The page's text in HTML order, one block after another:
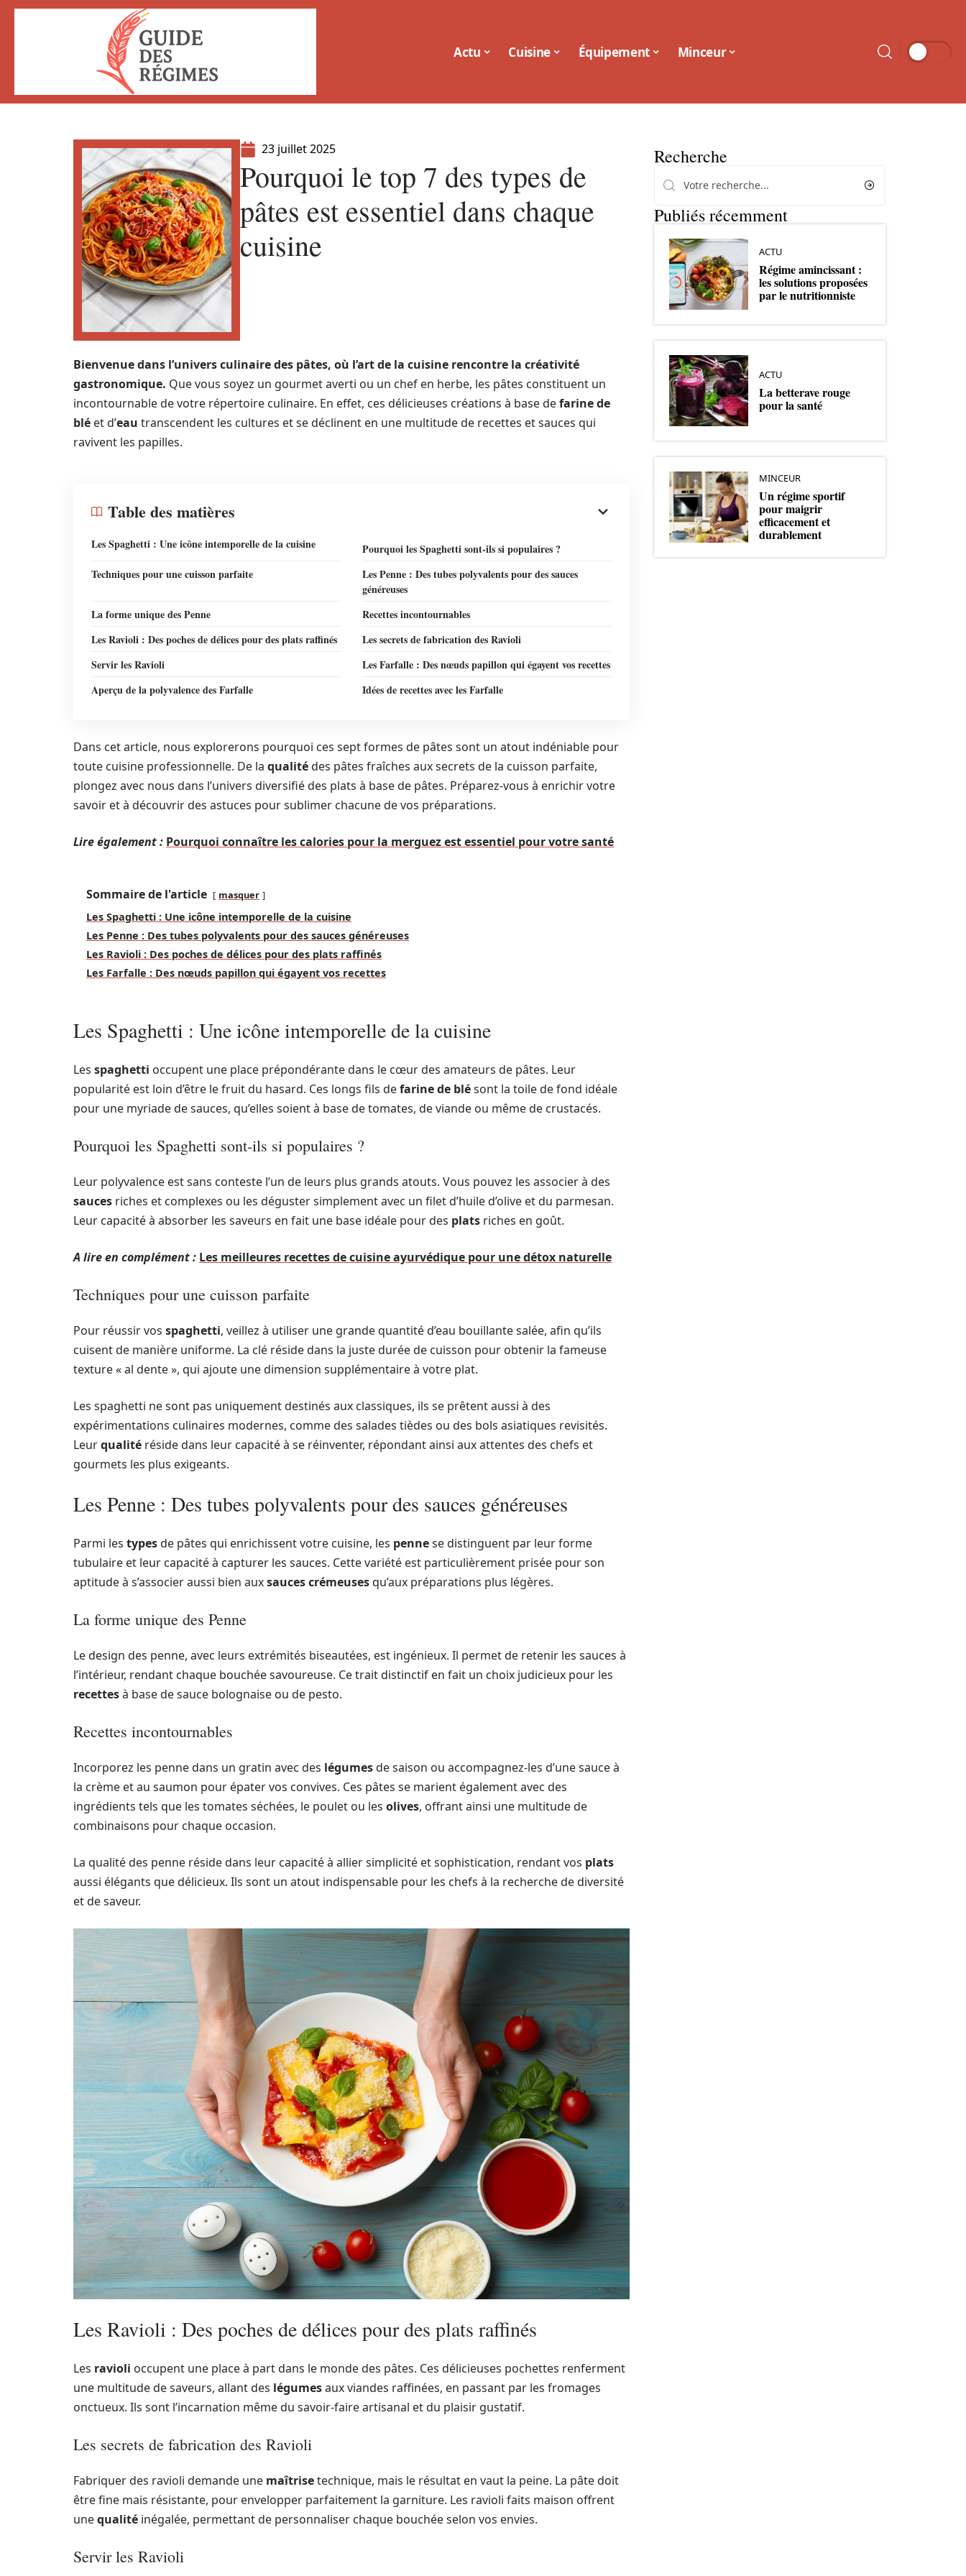
Actu Cuisine Équipement Minceur
23 juillet 2025
Pourquoi le top 7 des types de
pâtes est essentiel dans chaque
cuisine
Bienvenue dans l’univers culinaire des pâtes, où l’art de la cuisine rencontre la créativité
gastronomique. Que vous soyez un gourmet averti ou un chef en herbe, les pâtes constituent un
incontournable de votre répertoire culinaire. En effet, ces délicieuses créations à base defarine de
blé et d’eau transcendent les cultures et se déclinent en une multitude de recettes et sauces qui
ravivent les papilles.
Table des matières
Les Spaghetti : Une icône intemporelle de la cuisine
Pourquoi les Spaghetti sont-ils si populaires ?
Techniques pour une cuisson parfaite
Les Penne : Des tubes polyvalents pour des sauces
généreuses
La forme unique des Penne
Recettes incontournables
Les Ravioli : Des poches de délices pour des plats raffinés
Les secrets de fabrication des Ravioli
Servir les Ravioli
Les Farfalle : Des nœuds papillon qui égayent vos recettes
Aperçu de la polyvalence des Farfalle
Idées de recettes avec les Farfalle
Dans cet article, nous explorerons pourquoi ces sept formes de pâtes sont un atout indéniable pour
toute cuisine professionnelle. De la qualitédes pâtes fraîches aux secrets de la cuisson parfaite,
plongez avec nous dans l’univers diversifié des plats à base de pâtes. Préparez-vous à enrichir votre
savoir et à découvrir des astuces pour sublimer chacune de vos préparations.
Lire également : Pourquoi connaître les calories pour la merguez est essentiel pour votre santé
Sommaire de l'article masquer
Les Spaghetti : Une icône intemporelle de la cuisine
Les Penne : Des tubes polyvalents pour des sauces généreuses
Les Ravioli : Des poches de délices pour des plats raffinés
Les Farfalle : Des nœuds papillon qui égayent vos recettes
Les Spaghetti : Une icône intemporelle de la cuisine
Les spaghetti occupent une place prépondérante dans le cœur des amateurs de pâtes. Leur
popularité est loin d’être le fruit du hasard. Ces longs fils defarine de blésont la toile de fond idéale
pour une myriade de sauces, qu’elles soient à base de tomates, de viande ou même de crustacés.
Pourquoi les Spaghetti sont-ils si populaires ?
Leur polyvalence est sans conteste l’un de leurs plus grands atouts. Vous pouvez les associer à des
sauces riches et complexes ou les déguster simplement avec un filet d’huile d’olive et du parmesan.
Leur capacité à absorber les saveurs en fait une base idéale pour des plats riches en goût.
A lire en complément : Les meilleures recettes de cuisine ayurvédique pour une détox naturelle
Techniques pour une cuisson parfaite
Pour réussir vos spaghetti, veillez à utiliser une grande quantité d’eau bouillante salée, afin qu’ils
cuisent de manière uniforme. La clé réside dans la juste durée de cuisson pour obtenir la fameuse
texture « al dente », qui ajoute une dimension supplémentaire à votre plat.
Les spaghetti ne sont pas uniquement destinés aux classiques, ils se prêtent aussi à des
expérimentations culinaires modernes, comme des salades tièdes ou des bols asiatiques revisités.
Leurqualité réside dans leur capacité à se réinventer, répondant ainsi aux attentes des chefs et
gourmets les plus exigeants.
Les Penne : Des tubes polyvalents pour des sauces généreuses
Parmi les typesde pâtes qui enrichissent votre cuisine, les pennese distinguent par leur forme
tubulaire et leur capacité à capturer les sauces. Cette variété est particulièrement prisée pour son
aptitude à s’associer aussi bien auxsauces crémeusesqu’aux préparations plus légères.
La forme unique des Penne
Le design des penne, avec leurs extrémités biseautées, est ingénieux. Il permet de retenir les sauces à
l’intérieur, rendant chaque bouchée savoureuse. Ce trait distinctif en fait un choix judicieux pour les
recettesà base de sauce bolognaise ou de pesto.
Recettes incontournables
Incorporez les penne dans un gratin avec des légumesde saison ou accompagnez-les d’une sauce à
la crème et au saumon pour épater vos convives. Ces pâtes se marient également avec des
ingrédients tels que les tomates séchées, le poulet ou les olives, offrant ainsi une multitude de
combinaisons pour chaque occasion.
La qualité des penne réside dans leur capacité à allier simplicité et sophistication, rendant vos plats
aussi élégants que délicieux. Ils sont un atout indispensable pour les chefs à la recherche de diversité
et de saveur.
Les Ravioli : Des poches de délices pour des plats raffinés
Les ravioli occupent une place à part dans le monde des pâtes. Ces délicieuses pochettes renferment
une multitude de saveurs, allant des légumesaux viandes raffinées, en passant par les fromages
onctueux. Ils sont l’incarnation même du savoir-faire artisanal et du plaisir gustatif.
Les secrets de fabrication des Ravioli
Fabriquer des ravioli demande une maîtrisetechnique, mais le résultat en vaut la peine. La pâte doit
être fine mais résistante, pour envelopper parfaitement la garniture. Les ravioli faits maison offrent
unequalité inégalée, permettant de personnaliser chaque bouchée selon vos envies.
Servir les Ravioli
Recherche
Publiés récemment
ACTU
Régime amincissant :
les solutions proposées
par le nutritionniste
ACTU
La betterave rouge
pour la santé
MINCEUR
Un régime sportif
pour maigrir
efficacement et
durablement